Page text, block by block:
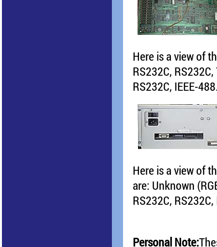
Here is a view of
RS232C,
RS232C, IEEE-
Here is a view of
are: Unknown
RS232C,
Personal Note: